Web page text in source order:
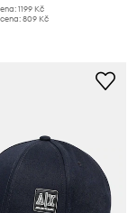
1199 Kč
809 Kč